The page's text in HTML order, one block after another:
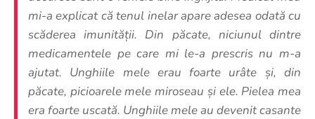
mi-a explicat că tenul inelar apare adesea odată cu
scăderea imunității. Din păcate, niciunul dintre
medicamentele pe care mi le-a prescris nu m-a
ajutat. Unghiile mele erau foarte urâte și, din
păcate, picioarele mele miroseau și ele. Pielea mea
era foarte uscată. Unghiile mele au devenit casante